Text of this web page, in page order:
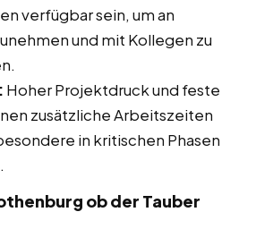
verfügbar sein, um an
und mit Kollegen zu
Hoher Projektdruck und feste
zusätzliche Arbeitszeiten
in kritischen Phasen
ob der Tauber